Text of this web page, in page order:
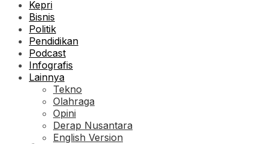
Kepri
Bisnis
Politik
Pendidikan
Podcast
Infografis
Lainnya
Tekno
Olahraga
Opini
Derap Nusantara
English Version